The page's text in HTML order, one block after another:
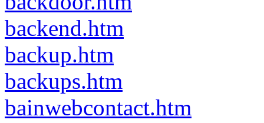
backend.htm
backup.htm
backups.htm
bainwebcontact.htm